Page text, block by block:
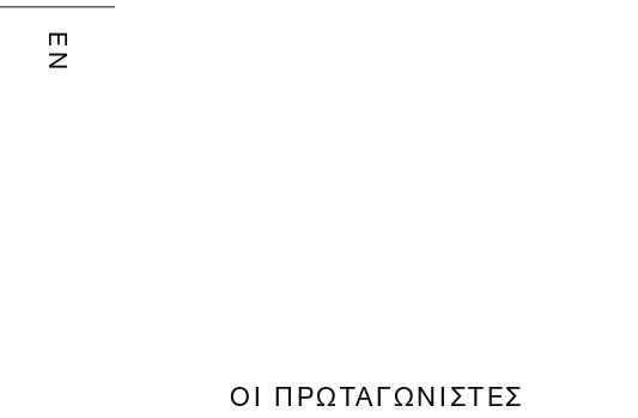
EN
ΟΙ ΠΡΩΤΑΓΩΝΙΣΤΕΣ